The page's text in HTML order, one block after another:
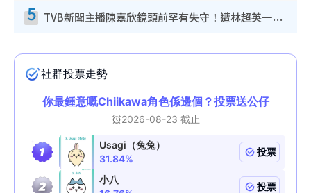
5 TVB新聞主播陳嘉欣鏡頭前罕有失守！遭林超英一句說話突襲嚇親當場大笑